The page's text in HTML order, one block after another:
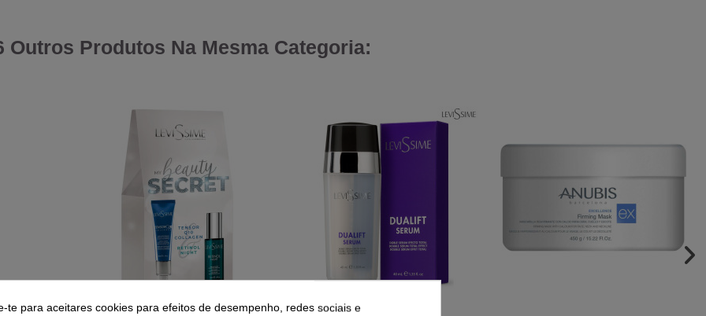
Outros Produtos Na Mesma Categoria:
te para aceitares cookies para efeitos de desempenho, redes sociais e